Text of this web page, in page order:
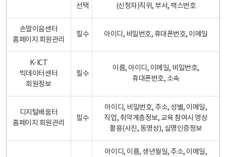
선택 (신청자)직위, 부서, 팩스번호
손말이음센터
홈페이지 회원관리
필수 아이디, 비밀번호, 휴대폰번호, 이메일
K-ICT
빅데이터센터
회원정보
필수
이름, 아이디, 이메일, 비밀번호,
휴대폰번호, 소속
디지털배움터
홈페이지 회원관리
필수
아이디, 비밀번호, 주소, 성별, 이메일,
직업, 취약계층정보, 교육 참여시 영상
촬용(사진, 동영상), 실명인증정보
아이디, 이름, 생년월일, 주소, 이메일,